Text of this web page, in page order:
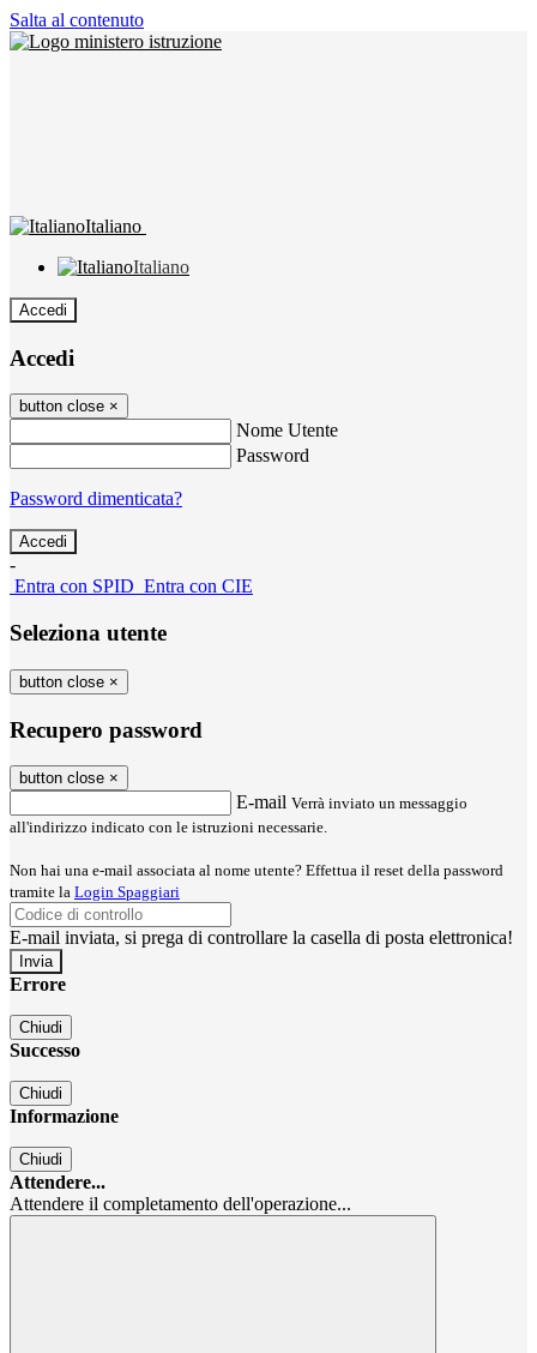
Salta al contenuto
Italiano
Italiano
Accedi
Accedi
button close ×
Nome Utente
Password
Password dimenticata?
-
Entra con SPID Entra con CIE
Seleziona utente
button close ×
Recupero password
button close ×
E-mail Verrà inviato un messaggio
all'indirizzo indicato con le istruzioni necessarie.
Non hai una e-mail associata al nome utente? Effettua il reset della password
tramite la Login Spaggiari
E-mail inviata, si prega di controllare la casella di posta elettronica!
Errore
Chiudi
Successo
Chiudi
Informazione
Chiudi
Attendere...
Attendere il completamento dell'operazione...